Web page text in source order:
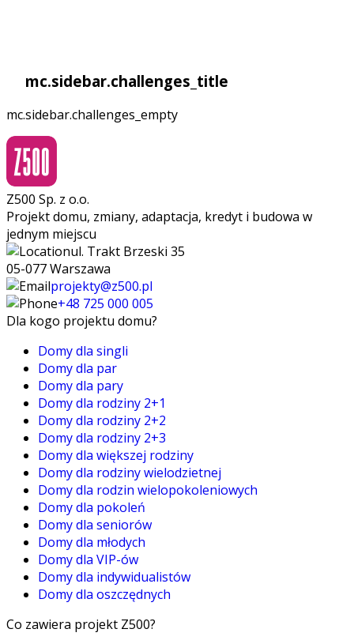
mc.sidebar.challenges_title
mc.sidebar.challenges_empty
Z500 Sp. z o.o.
Projekt domu, zmiany, adaptacja, kredyt i budowa w
jednym miejscu
ul. Trakt Brzeski 35
05-077 Warszawa
projekty@z500.pl
+48 725 000 005
Dla kogo projektu domu?
Domy dla singli
Domy dla par
Domy dla pary
Domy dla rodziny 2+1
Domy dla rodziny 2+2
Domy dla rodziny 2+3
Domy dla większej rodziny
Domy dla rodziny wielodzietnej
Domy dla rodzin wielopokoleniowych
Domy dla pokoleń
Domy dla seniorów
Domy dla młodych
Domy dla VIP-ów
Domy dla indywidualistów
Domy dla oszczędnych
Co zawiera projekt Z500?